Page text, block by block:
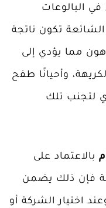
البالوعات
الشائعة تكون ناتجة
مما يؤدي إلى
وأحيانًا طفح
لتجنب تلك
بالاعتماد على
فإن ذلك يضمن
اختيار الشركة أو